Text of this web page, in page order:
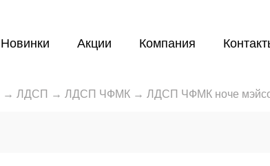
Новинки Акции Компания
→ ЛДСП → ЛДСП ЧФМК → ЛДСП ЧФМК ноче